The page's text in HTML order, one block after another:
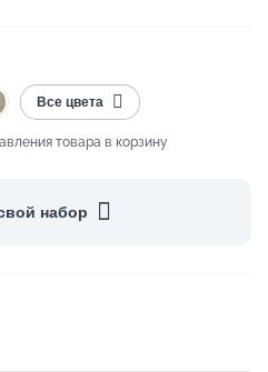
Все цвета
товара в корзину
набор